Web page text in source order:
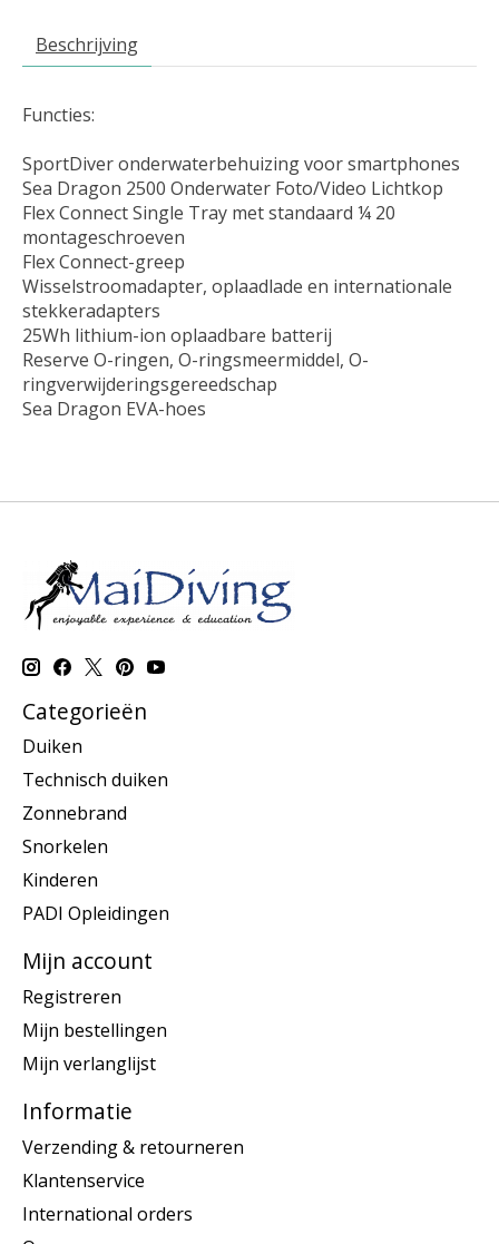
Beschrijving
Functies:
SportDiver onderwaterbehuizing voor smartphones
Sea Dragon 2500 Onderwater Foto/Video Lichtkop
Flex Connect Single Tray met standaard ¼ 20
montageschroeven
Flex Connect-greep
Wisselstroomadapter, oplaadlade en internationale
stekkeradapters
25Wh lithium-ion oplaadbare batterij
Reserve O-ringen, O-ringsmeermiddel, O-
ringverwijderingsgereedschap
Sea Dragon EVA-hoes
Categorieën
Duiken
Technisch duiken
Zonnebrand
Snorkelen
Kinderen
PADI Opleidingen
Mijn account
Registreren
Mijn bestellingen
Mijn verlanglijst
Informatie
Verzending & retourneren
Klantenservice
International orders